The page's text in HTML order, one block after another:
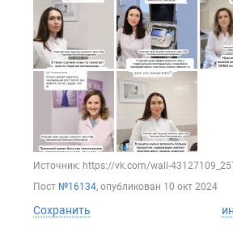
Источник: https://vk.com/wall-
Пост №16134, опубликован 10 окт 2024
Сохранить